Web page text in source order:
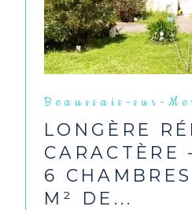
Beaussais-sur-
LONGÈRE
CARACTÈRE
6
M² DE...